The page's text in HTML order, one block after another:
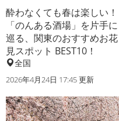
酔わなくても春は楽しい！
「のんある酒場」を片手に
巡る、関東のおすすめお花
見スポット BEST10！
全国
2026年4月24日 17:45 更新